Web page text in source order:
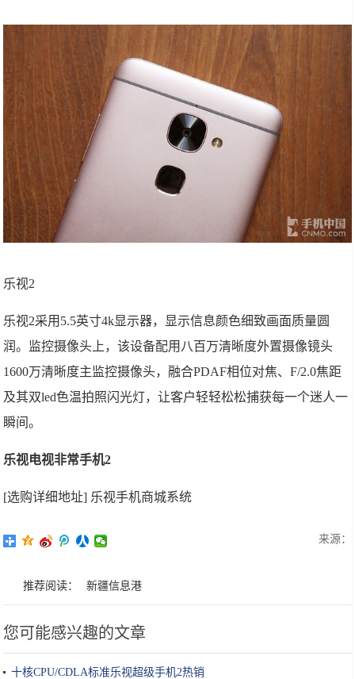
乐视2
乐视2采用5.5英寸4k显示器，显示信息颜色细致画面质量圆
润。监控摄像头上，该设备配用八百万清晰度外置摄像镜头
1600万清晰度主监控摄像头，融合PDAF相位对焦、F/2.0焦距
及其双led色温拍照闪光灯，让客户轻轻松松捕获每一个迷人一
瞬间。
乐视电视非常手机2
[选购详细地址] 乐视手机商城系统
来源：
推荐阅读： 新疆信息港
您可能感兴趣的文章
十核CPU/CDLA标准乐视超级手机2热销